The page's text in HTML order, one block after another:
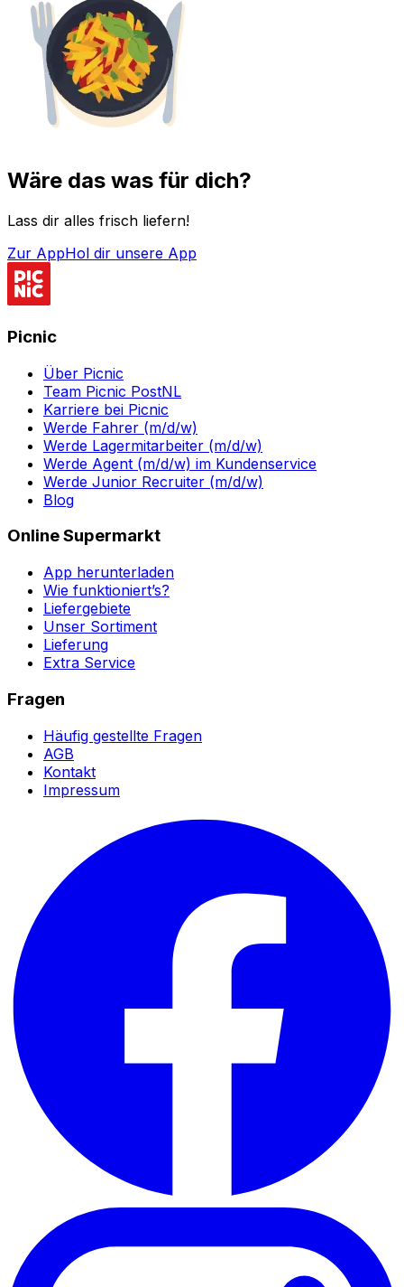
Wäre das was für dich?
Lass dir alles frisch liefern!
Zur AppHol dir unsere App
Picnic
Über Picnic
Team Picnic PostNL
Karriere bei Picnic
Werde Fahrer (m/d/w)
Werde Lagermitarbeiter (m/d/w)
Werde Agent (m/d/w) im Kundenservice
Werde Junior Recruiter (m/d/w)
Blog
Online Supermarkt
App herunterladen
Wie funktioniert’s?
Liefergebiete
Unser Sortiment
Lieferung
Extra Service
Fragen
Häufig gestellte Fragen
AGB
Kontakt
Impressum